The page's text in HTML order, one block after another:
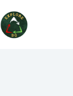
to
content